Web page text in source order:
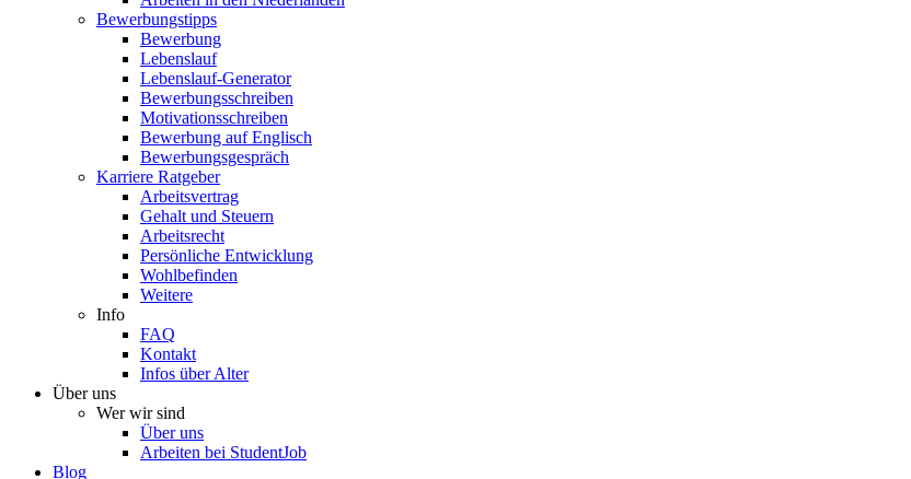
Bewerbungstipps
Bewerbung
Lebenslauf
Lebenslauf-Generator
Bewerbungsschreiben
Motivationsschreiben
Bewerbung auf Englisch
Bewerbungsgespräch
Karriere Ratgeber
Arbeitsvertrag
Gehalt und Steuern
Arbeitsrecht
Persönliche Entwicklung
Wohlbefinden
Weitere
Info
FAQ
Kontakt
Infos über Alter
Über uns
Wer wir sind
Über uns
Arbeiten bei StudentJob
Blog